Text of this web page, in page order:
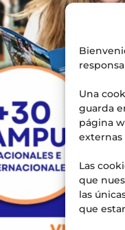
Una
guarda
página
externas
Las
que
las
que